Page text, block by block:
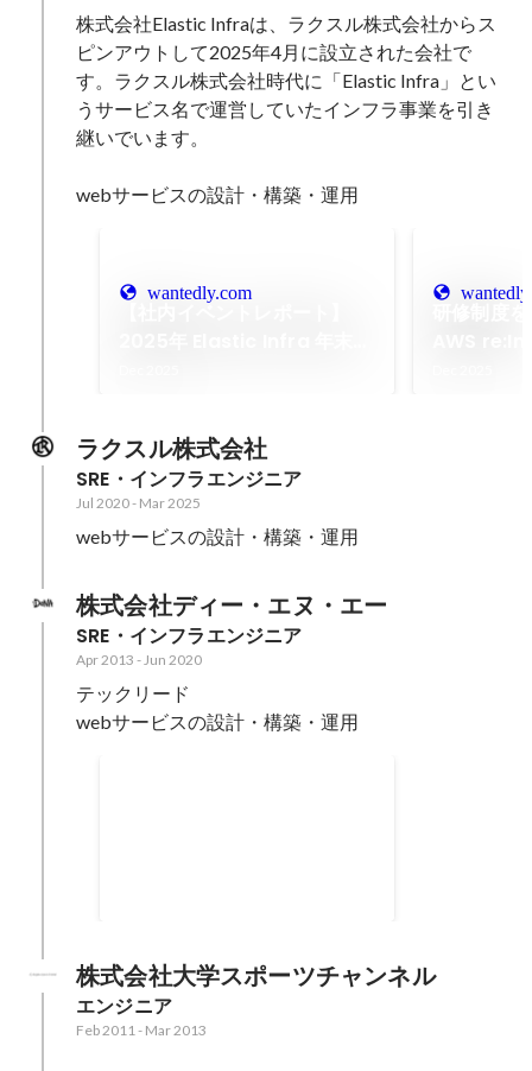
株式会社Elastic Infraは、ラクスル株式会社からス
ピンアウトして2025年4月に設立された会社で
す。ラクスル株式会社時代に「Elastic Infra」とい
うサービス名で運営していたインフラ事業を引き
継いでいます。
webサービスの設計・構築・運用
wantedly.com
ラクスル株式会社
SRE・インフラエンジニア
Jul 2020- Mar 2025
webサービスの設計・構築・運用
株式会社ディー・エヌ・エー
SRE・インフラエンジニア
Apr 2013 - Jun 2020
テックリード
webサービスの設計・構築・運用
株式会社大学スポーツチャンネル
エンジニア
Feb 2011 - Mar 2013